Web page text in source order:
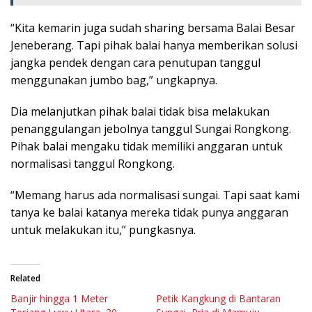
“Kita kemarin juga sudah sharing bersama Balai Besar
Jeneberang. Tapi pihak balai hanya memberikan solusi
jangka pendek dengan cara penutupan tanggul
menggunakan jumbo bag,” ungkapnya.
Dia melanjutkan pihak balai tidak bisa melakukan
penanggulangan jebolnya tanggul Sungai Rongkong.
Pihak balai mengaku tidak memiliki anggaran untuk
normalisasi tanggul Rongkong.
“Memang harus ada normalisasi sungai. Tapi saat kami
tanya ke balai katanya mereka tidak punya anggaran
untuk melakukan itu,” pungkasnya.
Related
Banjir hingga 1 Meter
Petik Kangkung di Bantaran